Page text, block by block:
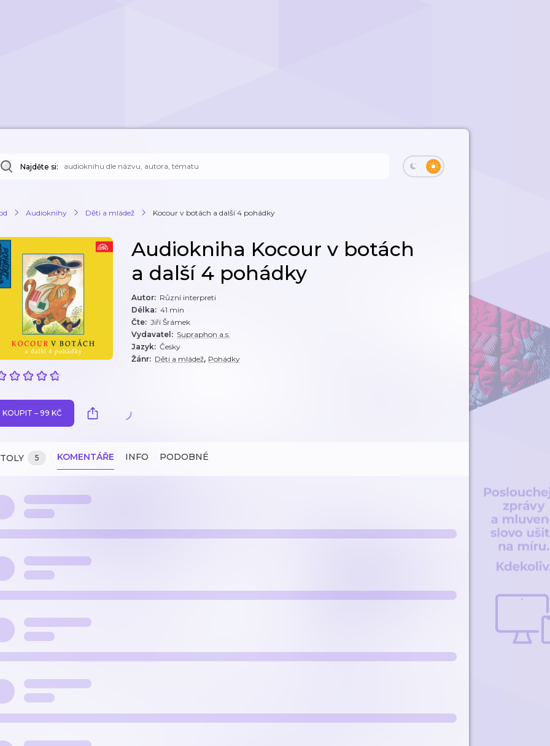
Najděte si:
Audioknihy Děti a mládež Kocour v botách a další 4 pohádky
Audiokniha Kocour v botách
a další 4 pohádky
Autor: Různí interpreti
Délka: 41 min
Čte: Jiří Šrámek
Vydavatel : Supraphon a.s.
Jazyk: Česky
Žánr: Děti a mládež, Pohádky
KOUPIT – 99 KČ
5 KOMENTÁŘE INFO PODOBNÉ